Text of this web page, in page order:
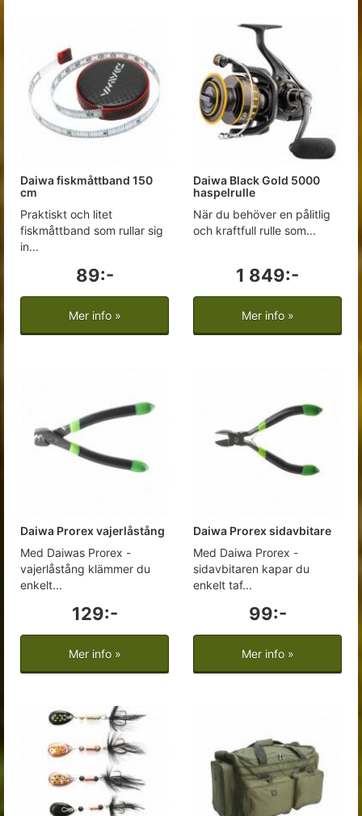
Daiwa fiskmåttband 150
cm
Praktiskt och litet
fiskmåttband som rullar sig
in...
89:-
Mer info »
Daiwa Black Gold 5000
haspelrulle
När du behöver en pålitlig
och kraftfull rulle som...
1 849:-
Mer info »
Daiwa Prorex vajerlåstång
Med Daiwas Prorex -
vajerlåstång klämmer du
enkelt...
129:-
Mer info »
Daiwa Prorex sidavbitare
Med Daiwa Prorex -
sidavbitaren kapar du
enkelt taf...
99:-
Mer info »